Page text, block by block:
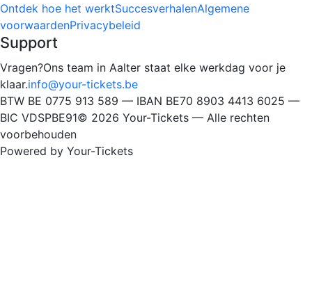
Ontdek hoe het werktSuccesverhalenAlgemene
voorwaardenPrivacybeleid
Support
Vragen?Ons team in Aalter staat elke werkdag voor je
klaar.info@your-tickets.be
BTW BE 0775 913 589 — IBAN BE70 8903 4413 6025 —
BIC VDSPBE91© 2026 Your-Tickets — Alle rechten
voorbehouden
Powered by Your-Tickets